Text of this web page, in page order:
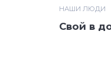
НАШИ ЛЮДИ
Свой в